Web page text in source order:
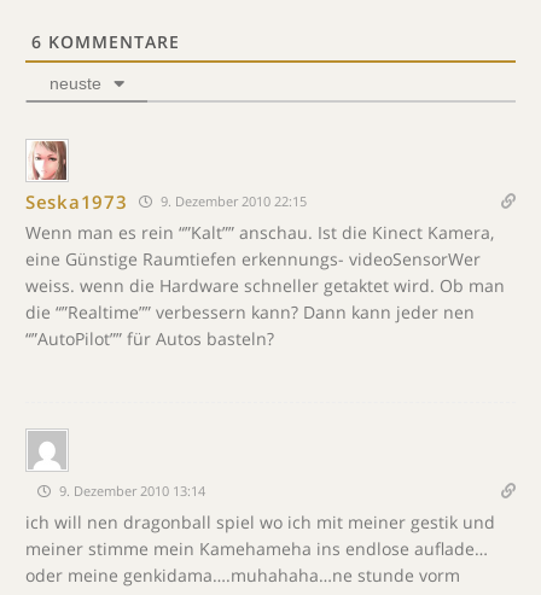
6 KOMMENTARE
neuste
Seska1973 9. Dezember 2010 22:15
Wenn man es rein “”Kalt”” anschau. Ist die Kinect Kamera,
eine Günstige Raumtiefen erkennungs- videoSensorWer
weiss. wenn die Hardware schneller getaktet wird. Ob man
die “”Realtime”” verbessern kann? Dann kann jeder nen
“”AutoPilot”” für Autos basteln?
9. Dezember 2010 13:14
ich will nen dragonball spiel wo ich mit meiner gestik und
meiner stimme mein Kamehameha ins endlose auflade…
oder meine genkidama….muhahaha…ne stunde vorm